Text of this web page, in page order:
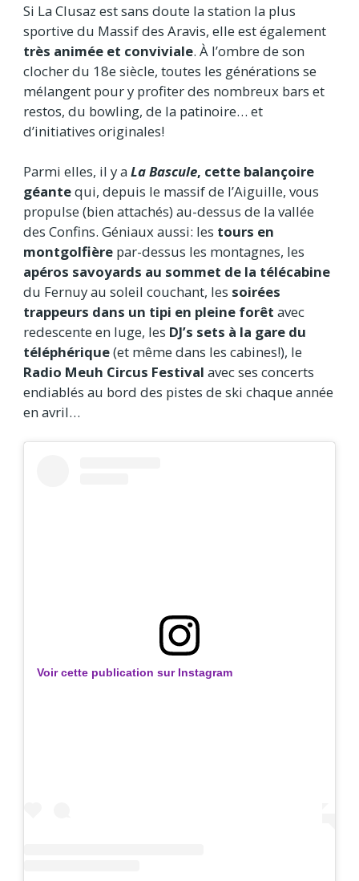
Si La Clusaz est sans doute la station la plus
sportive du Massif des Aravis, elle est également
très animée et conviviale. À l’ombre de son
clocher du 18e siècle, toutes les générations se
mélangent pour y profiter des nombreux bars et
restos, du bowling, de la patinoire… et
d’initiatives originales!
Parmi elles, il y aLa Bascule, cette balançoire
géantequi, depuis le massif de l’Aiguille, vous
propulse (bien attachés) au-dessus de la vallée
des Confins. Géniaux aussi: les tours en
montgolfière par-dessus les montagnes, les
apéros savoyards au sommet de la télécabine
du Fernuy au soleil couchant, les soirées
trappeurs dans un tipi en pleine forêt avec
redescente en luge, les DJ’s sets à la gare du
téléphérique(et même dans les cabines!), le
Radio Meuh Circus Festival avec ses concerts
endiablés au bord des pistes de ski chaque année
en avril…
Voir cette publication sur Instagram